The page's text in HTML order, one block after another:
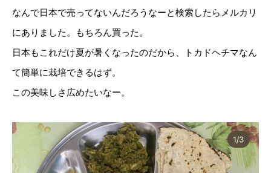
なんで日本で売ってないんだろうなーと検索したらメルカリ
にありました。もちろん買った。
日本もこれだけ夏が暑くなったのだから、トカドヘチマなん
て簡単に栽培できるはず。
この美味しさ広めたいなー。